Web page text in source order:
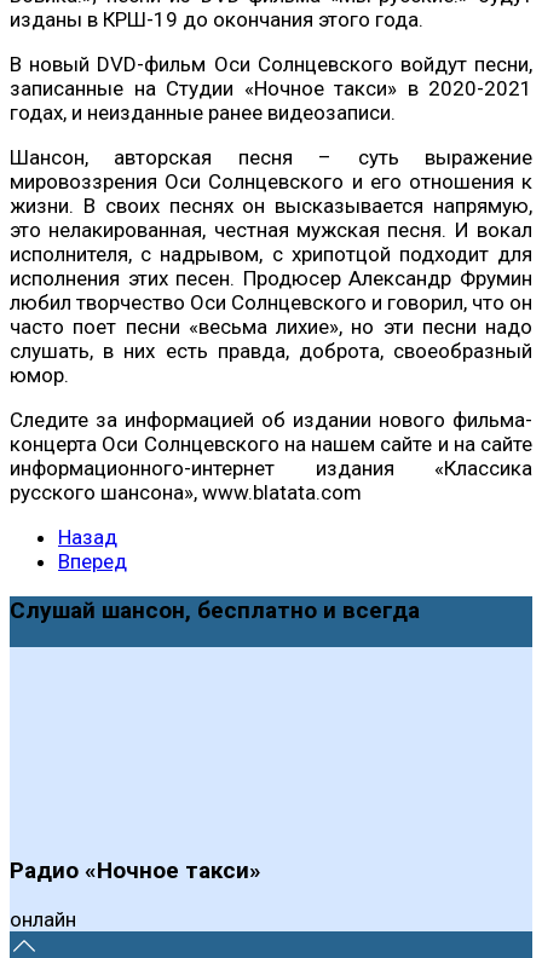
изданы в КРШ-19 до окончания этого года.
В новый DVD-фильм Оси Солнцевского войдут песни,
записанные на Студии «Ночное такси» в 2020-2021
годах, и неизданные ранее видеозаписи.
Шансон, авторская песня – суть выражение
мировоззрения Оси Солнцевского и его отношения к
жизни. В своих песнях он высказывается напрямую,
это нелакированная, честная мужская песня. И вокал
исполнителя, с надрывом, с хрипотцой подходит для
исполнения этих песен. Продюсер Александр Фрумин
любил творчество Оси Солнцевского и говорил, что он
часто поет песни «весьма лихие», но эти песни надо
слушать, в них есть правда, доброта, своеобразный
юмор.
Следите за информацией об издании нового фильма-
концерта Оси Солнцевского на нашем сайте и на сайте
информационного-интернет издания «Классика
русского шансона», www.blatata.com
Назад
Вперед
Слушай шансон, бесплатно и всегда
Радио «Ночное такси»
онлайн